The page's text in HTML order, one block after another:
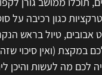
כגון רכיבה על
אבובים, טיול בראש
במקצת (ואין סיכוי
לכם מה לעשות והיכן